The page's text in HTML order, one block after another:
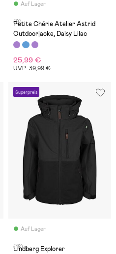
Auf Lager
(9)
Petite Chérie Atelier Astrid
Outdoorjacke, Daisy Lilac
25,99 €
UVP: 39,99 €
Superpreis
Auf Lager
(18)
Lindberg Explorer